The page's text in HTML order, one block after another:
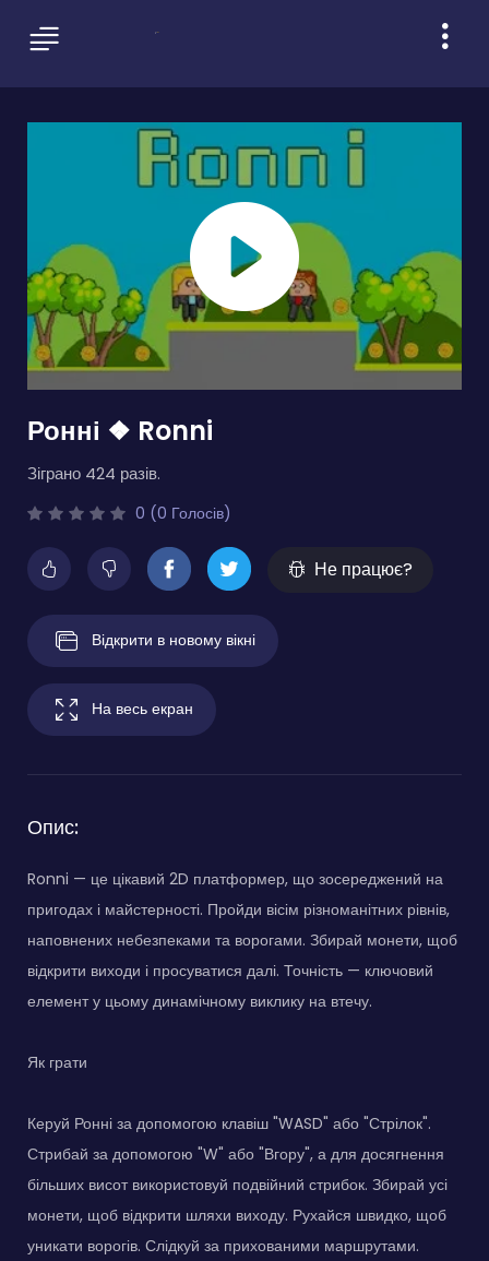
Ронні ❖ Ronni
Зіграно 424 разів.
0 (0 Голосів)
Не працює?
Відкрити в новому вікні
На весь екран
Опис:
Ronni — це цікавий 2D платформер, що зосереджений на
пригодах і майстерності. Пройди вісім різноманітних рівнів,
наповнених небезпеками та ворогами. Збирай монети, щоб
відкрити виходи і просуватися далі. Точність — ключовий
елемент у цьому динамічному виклику на втечу.
Як грати
Керуй Ронні за допомогою клавіш "WASD" або "Стрілок".
Стрибай за допомогою "W" або "Вгору", а для досягнення
більших висот використовуй подвійний стрибок. Збирай усі
монети, щоб відкрити шляхи виходу. Рухайся швидко, щоб
уникати ворогів. Слідкуй за прихованими маршрутами.